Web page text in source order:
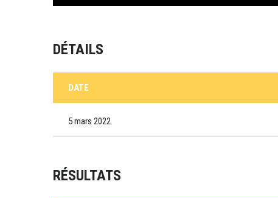
DÉTAILS
DATE
5 mars 2022
RÉSULTATS